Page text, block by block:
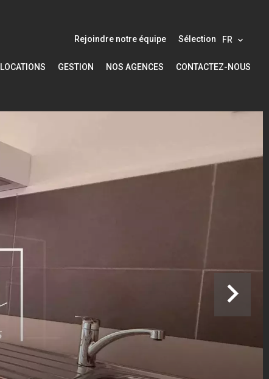
Rejoindre notre équipe Sélection FR
LOCATIONS GESTION NOS AGENCES CONTACTEZ-NOUS